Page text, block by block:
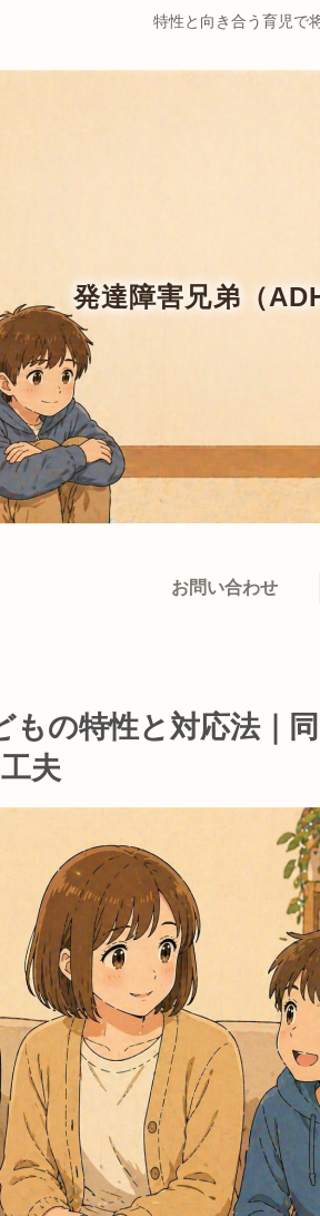
特性と向き合う育児で
お問い合わせ
の特性と対応法｜
夫